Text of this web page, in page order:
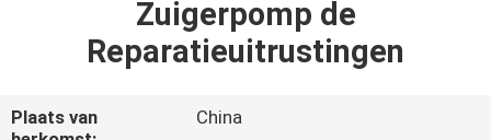
FABRIEKSREIS
Zuigerpomp de
Reparatieuitrustingen
Plaats van
China